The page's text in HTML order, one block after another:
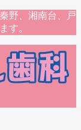
野、湘南台、戸
す。